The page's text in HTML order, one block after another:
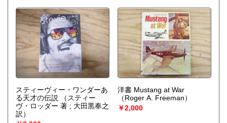
スティーヴィー・ワンダーあ
る天才の伝説
（スティー
ヴ・ロッダー 著 ; 大田黒奉之
訳）
洋書 Mustang at War
（Roger A. Freeman）
￥2,000